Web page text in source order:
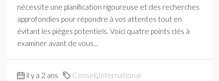
nécessite une planification rigoureuse et des recherches
approfondies pour répondre à vos attentes tout en
évitant les pièges potentiels. Voici quatre points clés à
examiner avant de vous...
il y a 2 ans Conseil,International